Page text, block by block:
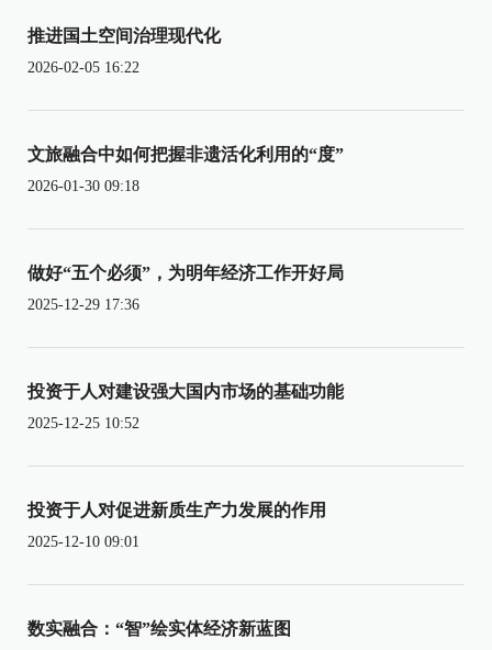
推进国土空间治理现代化
2026-02-05 16:22
文旅融合中如何把握非遗活化利用的“度”
2026-01-30 09:18
做好“五个必须”，为明年经济工作开好局
2025-12-29 17:36
投资于人对建设强大国内市场的基础功能
2025-12-25 10:52
投资于人对促进新质生产力发展的作用
2025-12-10 09:01
数实融合：“智”绘实体经济新蓝图